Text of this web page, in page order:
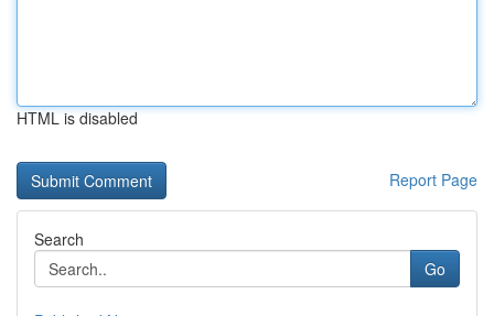
HTML is disabled
Report Page
Search
Go